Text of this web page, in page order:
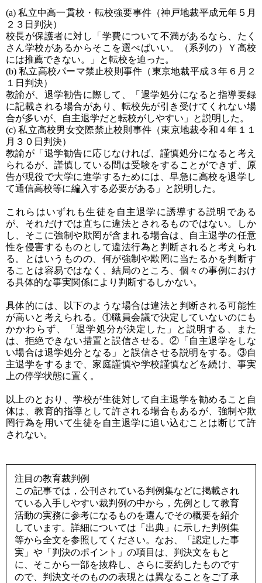
(a) 私立中高一貫校・転校強要事件（神戸地裁平成元年５月
２３日判決）
校長が保護者に対し「学費について不満があるなら、たく
さん学校があるからそこを選べばいい。（系列の）Ｙ高校
には推薦できない。」と転校を迫った。
(b) 私立高校パーマ禁止校則事件（東京地裁平成３年６月２
１日判決）
教諭が、退学勧告に際して、「退学処分になると指導要録
に記載される場合があり、転校先が引き受けてくれない場
合が多いが、自主退学だと転校がしやすい」と説明した。
(c) 私立高校男女交際禁止校則事件（東京地裁令和４年１１
月３０日判決）
教諭が「退学勧告に応じなければ、謹慎処分になると考え
られるが、謹慎している間は受験をすることができず、原
告が現役で大学に進学するためには、早急に高校を退学し
て通信高校等に編入する必要がある」と説明した。
これらはいずれも生徒を自主退学に誘導する説明である
が、それだけでは直ちに違法とされるものではない。しか
し、そこに強制や欺罔が含まれる場合は、自主退学の任意
性を侵害するものとして違法行為と判断されると考えられ
る。とはいうものの、何が強制や欺罔に当たるかを判断す
ることは容易ではなく、結局のところ、個々の事例におけ
る具体的な事実関係により判断するしかない。
具体的には、以下のような場合は違法と判断される可能性
が高いと考えられる。①職員会議で決定していないのにも
かかわらず、「退学処分が決定した」と説明する、また
は、拒絶できない措置と誤信させる。②「自主退学をしな
い場合は退学処分となる」と誤信させる説明をする。③自
主退学をするまで、家庭謹慎や学校謹慎などを続け、事実
上の停学状態に置く。
以上のとおり、学校が生徒対して自主退学を勧めること自
体は、教育的指導として許される場合もあるが、強制や欺
罔行為を用いて生徒を自主退学に追い込むことは断じて許
されない。
注目の教育裁判例
この記事では，公刊されている判例集などに掲載され
ている入手しやすい裁判例の中から，先例として教育
活動の実務に参考になるものを選んでその概要を紹介
しています。詳細については「出典」に示した判例集
等から全文を参照してください。なお、「認定した事
実」や「判決のポイント」の項目は、判決文をもと
に、そこから一部を抜粋し、さらに要約したものです
ので、判決文そのものの表現とは異なることをご了承